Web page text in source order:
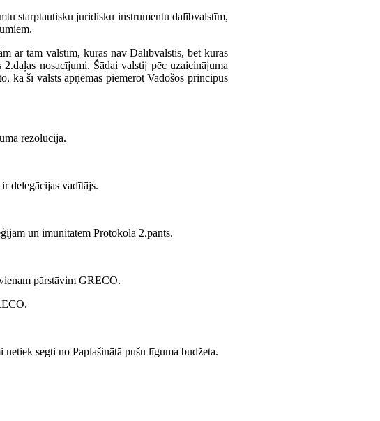
starptautisku juridisku instrumentu dalībvalstīm,
ar tām valstīm, kuras nav Dalībvalstis, bet kuras
nosacījumi. Šādai valstij pēc uzaicinājuma
ka šī valsts apņemas piemērot Vadošos principus
rezolūcijā.
delegācijas vadītājs.
un imunitātēm Protokola 2.pants.
pārstāvim GRECO.
segti no Paplašinātā pušu līguma budžeta.